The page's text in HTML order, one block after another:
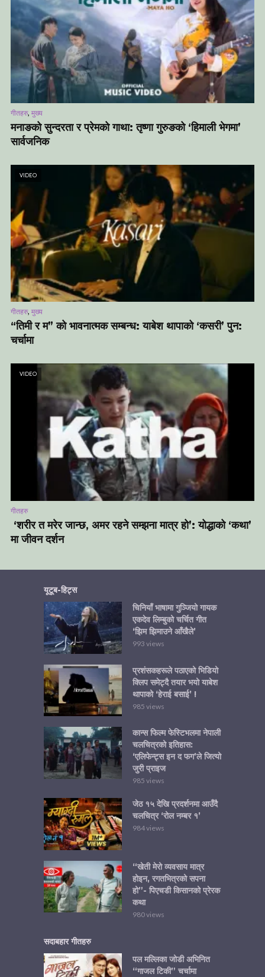
गीतहरु, मुख्य
मनाङको सुन्दरता र प्रेमको गाथा: तृष्णा गुरुङको ‘हिमाली भेगमा’
सार्वजनिक
VIDEO
गीतहरु, मुख्य
“तिमी र म” को भावनात्मक सम्बन्ध: याबेश थापाको ‘कसरी’ पुन:
चर्चामा
VIDEO
गीतहरु
‘शरीर त मरेर जान्छ, अमर रहने सम्झना मात्र हो’: योद्धाको ‘कथा’
मा जीवन दर्शन
यूटूब-हिट्स
चिनियाँ भाषामा गुञ्जियो गायक
एकदेव लिम्बुको चर्चित गीत
‘झिम झिमाउने आँखैले’
993 views
प्रशंसकहरूले पठाएको भिडियो
क्लिप समेट्दै तयार भयो याबेश
थापाको ‘हेराई बसाई’ !
985 views
कान्स फिल्म फेस्टिभलमा नेपाली
चलचित्रको इतिहास:
‘एलिफेन्ट्स इन द फग’ले जित्यो
जुरी प्राइज
985 views
जेठ १५ देखि प्रदर्शनमा आउँदै
चलचित्र ‘रोल नम्बर १’
984 views
“खेती मेरो व्यवसाय मात्र
होइन, रगतभित्रको सपना
हो”- पिएचडी किसानको प्रेरक
कथा
980 views
सदाबहार गीतहरु
पल मल्लिका जोडी अभिनित
“गाजल टिकी” चर्चामा